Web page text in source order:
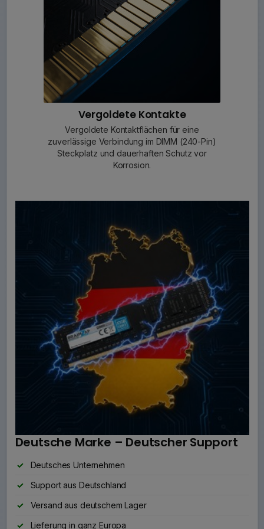
Vergoldete Kontakte
Vergoldete Kontaktflächen für eine
zuverlässige Verbindung im DIMM (240-Pin)
Steckplatz und dauerhaften Schutz vor
Korrosion.
Deutsche Marke – Deutscher Support
Deutsches Unternehmen
Support aus Deutschland
Versand aus deutschem Lager
Lieferung in ganz Europa